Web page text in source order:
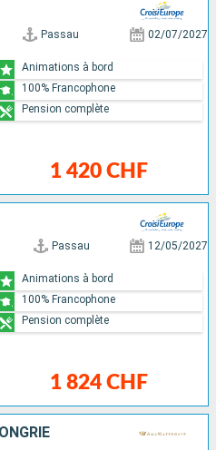
Passau 02/07/2027
1 420 CHF
Animations à bord
100% Francophone
Pension complète
Passau 12/05/2027
1 824 CHF
Animations à bord
100% Francophone
Pension complète